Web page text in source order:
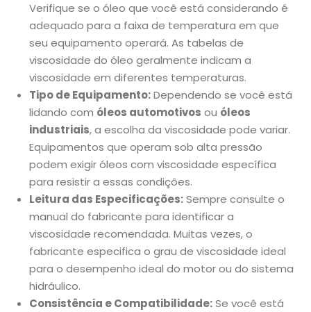
Verifique se o óleo que você está considerando é
adequado para a faixa de temperatura em que
seu equipamento operará. As tabelas de
viscosidade do óleo geralmente indicam a
viscosidade em diferentes temperaturas.
Tipo de Equipamento:Dependendo se você está
lidando com óleos automotivos ou óleos
industriais, a escolha da viscosidade pode variar.
Equipamentos que operam sob alta pressão
podem exigir óleos com viscosidade específica
para resistir a essas condições.
Leitura das Especificações:Sempre consulte o
manual do fabricante para identificar a
viscosidade recomendada. Muitas vezes, o
fabricante especifica o grau de viscosidade ideal
para o desempenho ideal do motor ou do sistema
hidráulico.
Consistência e Compatibilidade:Se você está